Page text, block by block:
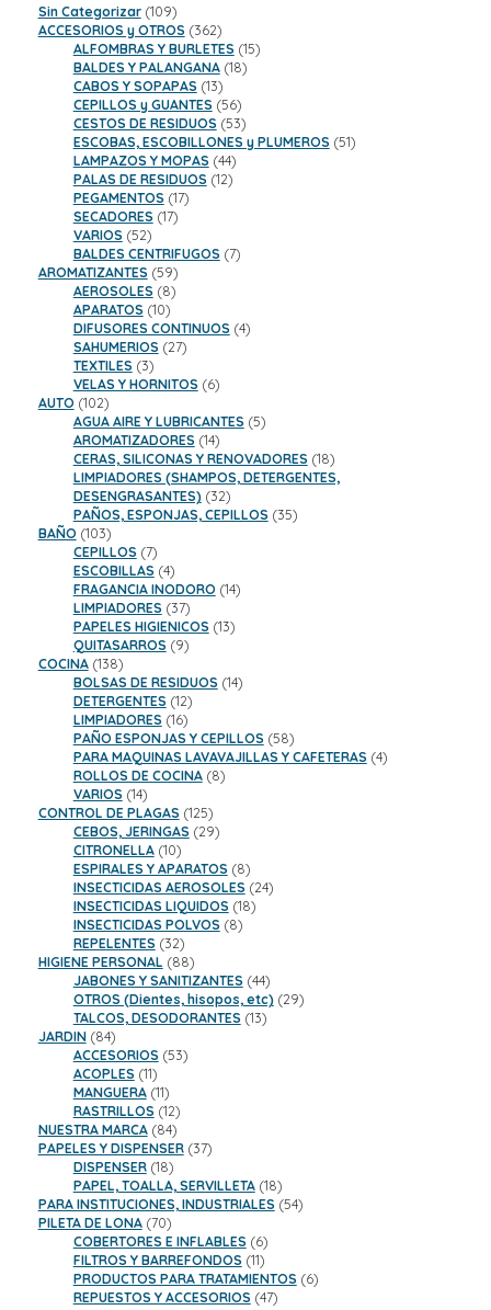
Sin Categorizar 109109
productos
ACCESORIOS y OTROS 362362
productos
ALFOMBRAS Y BURLETES 1515
BALDES Y PALANGANA 1818
CABOS Y SOPAPAS 1313
productos
CEPILLOS y GUANTES 5656
productos
CESTOS DE RESIDUOS 5353
productos
ESCOBAS, ESCOBILLONES y PLUMEROS 5151
LAMPAZOS Y MOPAS 4444
productos
PALAS DE RESIDUOS 1212
PEGAMENTOS 1717
SECADORES 1717
VARIOS 5252
productos
BALDES CENTRIFUGOS 77
AROMATIZANTES 5959
productos
AEROSOLES 88
productos
APARATOS 1010
productos
DIFUSORES CONTINUOS 44
SAHUMERIOS 2727
TEXTILES 33
productos
VELAS Y HORNITOS 66
AUTO 102102
productos
AGUA AIRE Y LUBRICANTES 55
AROMATIZADORES 1414
productos
CERAS, SILICONAS Y RENOVADORES 1818
productos
LIMPIADORES (SHAMPOS, DETERGENTES,
DESENGRASANTES) 3232
productos
PAÑOS, ESPONJAS, CEPILLOS 3535
BAÑO 103103
productos
CEPILLOS 77
productos
ESCOBILLAS 44
productos
FRAGANCIA INODORO 1414
LIMPIADORES 3737
productos
PAPELES HIGIENICOS 1313
QUITASARROS 99
COCINA 138138
productos
BOLSAS DE RESIDUOS 1414
DETERGENTES 1212
productos
LIMPIADORES 1616
productos
PAÑO ESPONJAS Y CEPILLOS 5858
productos
PARA MAQUINAS LAVAVAJILLAS Y CAFETERAS 44
ROLLOS DE COCINA 88
VARIOS 1414
productos
CONTROL DE PLAGAS 125125
productos
CEBOS, JERINGAS 2929
CITRONELLA 1010
productos
ESPIRALES Y APARATOS 88
productos
INSECTICIDAS AEROSOLES 2424
INSECTICIDAS LIQUIDOS 1818
INSECTICIDAS POLVOS 88
REPELENTES 3232
productos
HIGIENE PERSONAL 8888
productos
JABONES Y SANITIZANTES 4444
productos
OTROS (Dientes, hisopos, etc) 2929
TALCOS, DESODORANTES 1313
JARDIN 8484
productos
ACCESORIOS 5353
ACOPLES 1111
productos
MANGUERA 1111
productos
RASTRILLOS 1212
productos
NUESTRA MARCA 8484
productos
PAPELES Y DISPENSER 3737
DISPENSER 1818
productos
PAPEL, TOALLA, SERVILLETA 1818
productos
PARA INSTITUCIONES, INDUSTRIALES 5454
PILETA DE LONA 7070
productos
COBERTORES E INFLABLES 66
productos
FILTROS Y BARREFONDOS 1111
productos
PRODUCTOS PARA TRATAMIENTOS 66
REPUESTOS Y ACCESORIOS 4747